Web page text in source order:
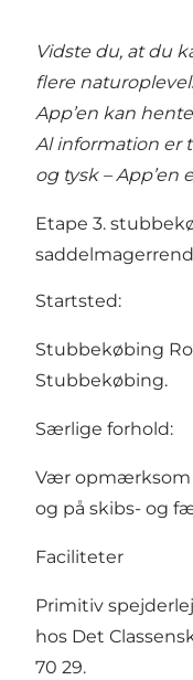
Vidste du, at du
flere
App’en kan
Al information er
og tysk – App’en
Etape 3.
Startsted:
Stubbekøbing
Stubbekøbing.
Særlige forhold:
Vær opmærksom
og på skibs- og
Faciliteter
Primitiv
hos Det
70 29.